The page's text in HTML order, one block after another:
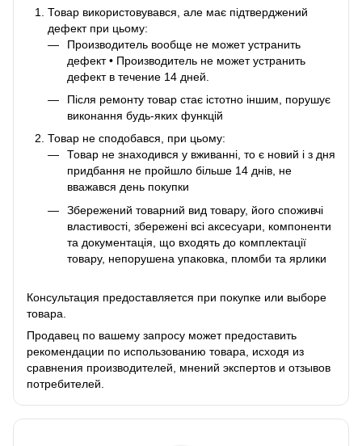
Товар використовувався, але має підтверджений
дефект при цьому:
Производитель вообще не может устранить
дефект • Производитель не может устранить
дефект в течение 14 дней.
Після ремонту товар стає істотно іншим, порушує
виконання будь-яких функцій
Товар не сподобався, при цьому:
Товар не знаходився у вживанні, то є новий і з дня
придбання не пройшло більше 14 днів, не
вважався день покупки
Збережений товарний вид товару, його споживчі
властивості, збережені всі аксесуари, компоненти
та документація, що входять до комплектації
товару, непорушена упаковка, пломби та ярлики
Консультация предоставляется при покупке или выборе
товара.
Продавец по вашему запросу может предоставить
рекомендации по использованию товара, исходя из
сравнения производителей, мнений экспертов и отзывов
потребителей.